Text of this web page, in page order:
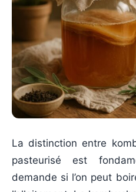
La distinction entre
pasteurisé est
demande si l’on peut